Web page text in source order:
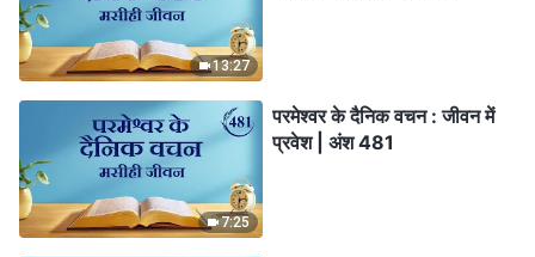
13:27
7:25
परमेश्वर के दैनिक वचन : जीवन में
प्रवेश | अंश 481